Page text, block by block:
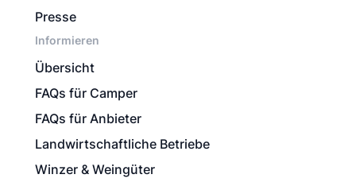
Presse
Informieren
Übersicht
FAQs für Camper
FAQs für Anbieter
Landwirtschaftliche Betriebe
Winzer & Weingüter